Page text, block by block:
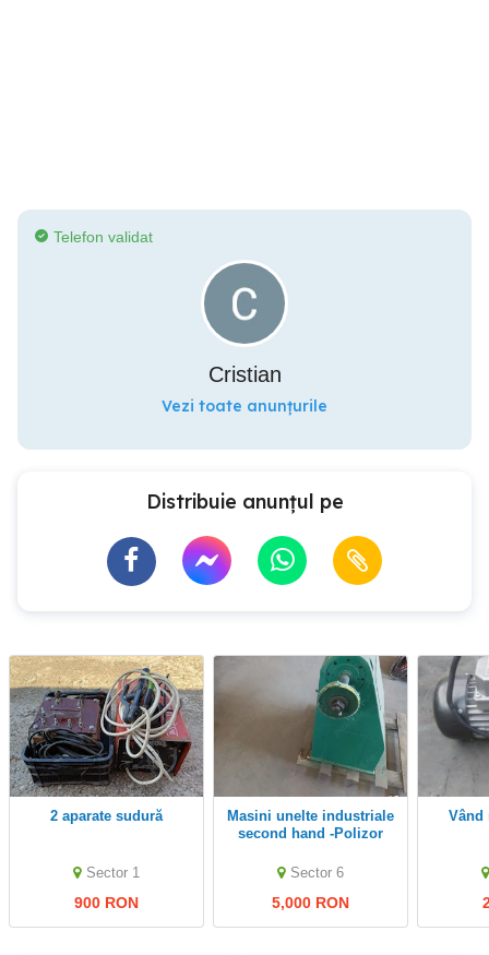
Telefon validat
Cristian
Vezi toate anunțurile
Distribuie anunțul pe
2 aparate sudură
Sector 1
900 RON
Masini unelte industriale
second hand -Polizor
Sector 6
5,000 RON